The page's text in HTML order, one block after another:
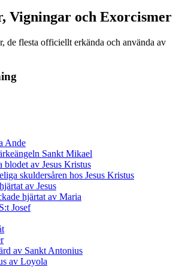
Vigningar och Exorcismer
de flesta officiellt erkända och använda av
Ande
Sankt Mikael
av Jesus Kristus
skuldersåren hos Jesus Kristus
av Jesus
hjärtat av Maria
Josef
av Sankt Antonius
av Loyola